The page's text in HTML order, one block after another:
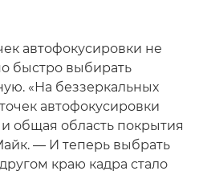
автофокусировки не
быстро выбирать
«На беззеркальных
автофокусировки
общая область покрытия
— И теперь выбрать
краю кадра стало